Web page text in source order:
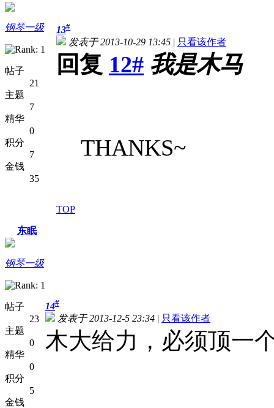
钢琴一级
帖子
21
主题
7
精华
0
积分
7
金钱
35
13#
发表于 2013-10-29 13:45 | 只看该作者
回复 12# 我是木马
THANKS~
TOP
东眠
钢琴一级
帖子
23
主题
0
精华
0
积分
5
金钱
14#
发表于 2013-12-5 23:34 | 只看该作者
木大给力，必须顶一